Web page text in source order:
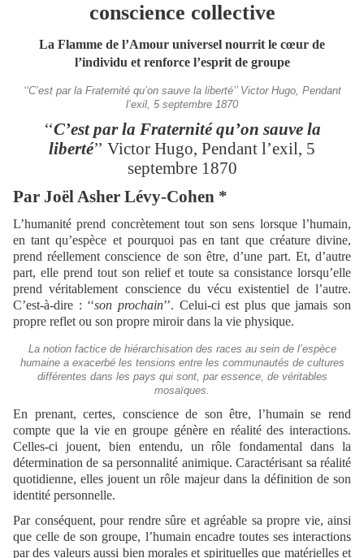
conscience collective
La Flamme de l’Amour universel nourrit le cœur de
l’individu et renforce l’esprit de groupe
‘‘C’est par la Fraternité qu’on sauve la liberté’’ Victor Hugo, Pendant
l’exil, 5 septembre 1870
‘‘C’est par la Fraternité qu’on sauve la
liberté’’ Victor Hugo, Pendant l’exil, 5
septembre 1870
Par Joël Asher Lévy-Cohen *
L’humanité prend concrètement tout son sens lorsque l’humain,
en tant qu’espèce et pourquoi pas en tant que créature divine,
prend réellement conscience de son être, d’une part. Et, d’autre
part, elle prend tout son relief et toute sa consistance lorsqu’elle
prend véritablement conscience du vécu existentiel de l’autre.
C’est-à-dire : ‘‘son prochain’’. Celui-ci est plus que jamais son
propre reflet ou son propre miroir dans la vie physique.
La notion factice de hiérarchisation des races au sein de l’espèce
humaine a exacerbé les tensions entre les communautés de cultures
différentes dans les pays qui sont, par essence, de véritables
mosaïques.
En prenant, certes, conscience de son être, l’humain se rend
compte que la vie en groupe génère en réalité des interactions.
Celles-ci jouent, bien entendu, un rôle fondamental dans la
détermination de sa personnalité animique. Caractérisant sa réalité
quotidienne, elles jouent un rôle majeur dans la définition de son
identité personnelle.
Par conséquent, pour rendre sûre et agréable sa propre vie, ainsi
que celle de son groupe, l’humain encadre toutes ses interactions
par des valeurs aussi bien morales et spirituelles que matérielles et